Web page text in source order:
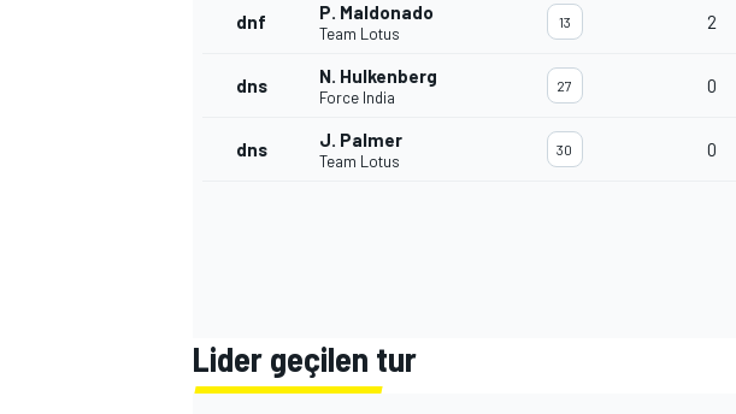
dnf P. Maldonado
Team Lotus
13 2
dns N. Hulkenberg
Force India
27 0
dns J. Palmer
Team Lotus
30 0
Lider geçilen tur